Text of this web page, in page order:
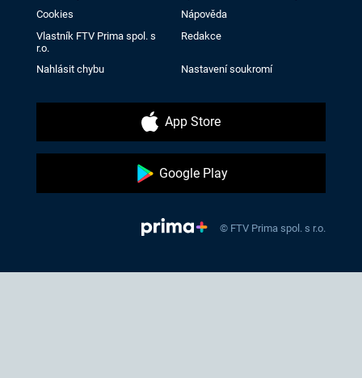
Cookies
Nápověda
Vlastník FTV Prima spol. s
r.o.
Redakce
Nahlásit chybu Nastavení soukromí
App Store
Google Play
© FTV Prima spol. s r.o.